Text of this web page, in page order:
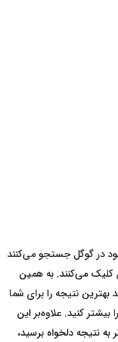
خود در گوگل جستجو می‌کنند
اول کلیک می‌کنند. به همین
بهترین نتیجه را برای شما
بیشتر کنید. علاوه‌بر این
به نتیجه دلخواه برسید،